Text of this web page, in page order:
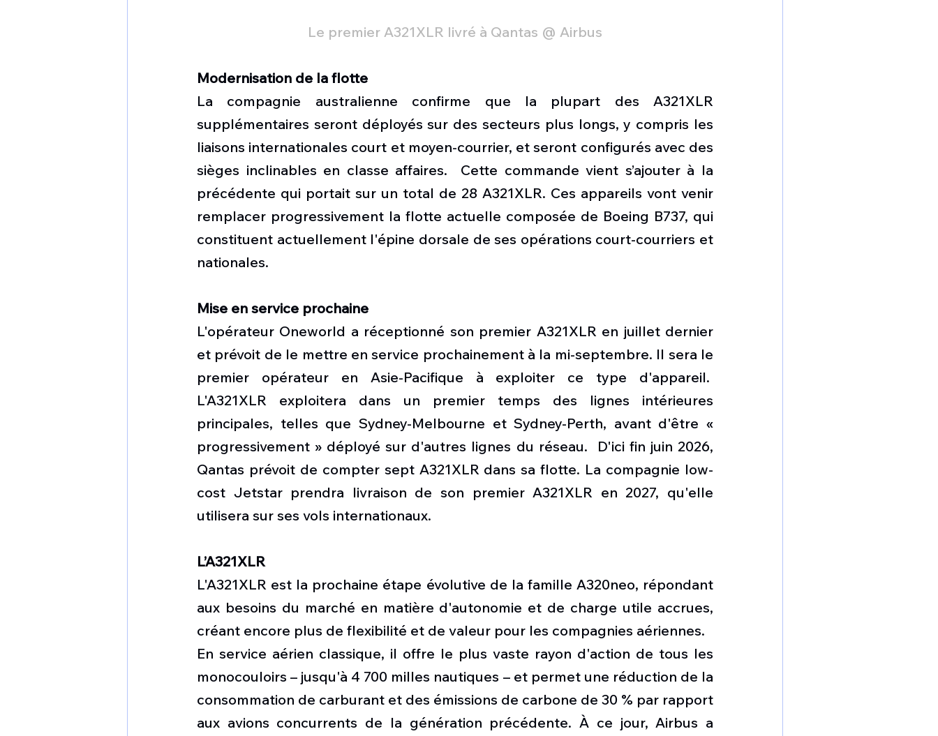
Le premier A321XLR livré à Qantas @ Airbus
Modernisation de la flotte
La compagnie australienne confirme que la plupart des A321XLR
supplémentaires seront déployés sur des secteurs plus longs, y compris les
liaisons internationales court et moyen-courrier, et seront configurés avec des
sièges inclinables en classe affaires.  Cette commande vient s’ajouter à la
précédente qui portait sur un total de 28 A321XLR. Ces appareils vont venir
remplacer progressivement la flotte actuelle composée de Boeing B737, qui
constituent actuellement l'épine dorsale de ses opérations court-courriers et
nationales.
Mise en service prochaine
L'opérateur Oneworld a réceptionné son premier A321XLR en juillet dernier
et prévoit de le mettre en service prochainement à la mi-septembre. Il sera le
premier opérateur en Asie-Pacifique à exploiter ce type d'appareil.
L'A321XLR exploitera dans un premier temps des lignes intérieures
principales, telles que Sydney-Melbourne et Sydney-Perth, avant d'être «
progressivement » déployé sur d'autres lignes du réseau.  D'ici fin juin 2026,
Qantas prévoit de compter sept A321XLR dans sa flotte. La compagnie low-
cost Jetstar prendra livraison de son premier A321XLR en 2027, qu'elle
utilisera sur ses vols internationaux.
L’A321XLR
L'A321XLR est la prochaine étape évolutive de la famille A320neo, répondant
aux besoins du marché en matière d'autonomie et de charge utile accrues,
créant encore plus de flexibilité et de valeur pour les compagnies aériennes.
En service aérien classique, il offre le plus vaste rayon d'action de tous les
monocouloirs – jusqu'à 4 700 milles nautiques – et permet une réduction de la
consommation de carburant et des émissions de carbone de 30 % par rapport
aux avions concurrents de la génération précédente. À ce jour, Airbus a